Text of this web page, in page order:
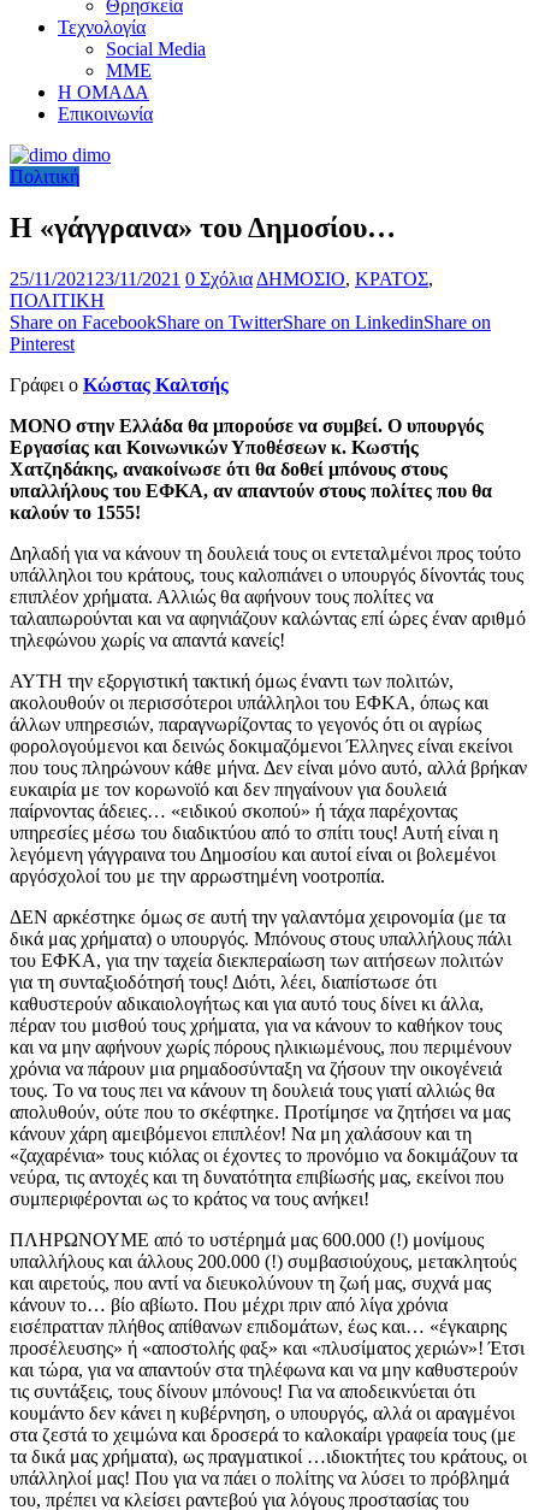
Θρησκεία
Τεχνολογία
Social Media
ΜΜΕ
Η ΟΜΑΔΑ
Επικοινωνία
Πολιτική
Η «γάγγραινα» του Δημοσίου…
25/11/2021 23/11/2021 0 Σχόλια ΔΗΜΟΣΙΟ, ΚΡΑΤΟΣ,
ΠΟΛΙΤΙΚΗ
Share on FacebookShare on TwitterShare on LinkedinShare on
Pinterest
Γράφει ο Κώστας Καλτσής
ΜΟΝΟ στην Ελλάδα θα μπορούσε να συμβεί. Ο υπουργός
Εργασίας και Κοινωνικών Υποθέσεων κ. Κωστής
Χατζηδάκης, ανακοίνωσε ότι θα δοθεί μπόνους στους
υπαλλήλους του ΕΦΚΑ, αν απαντούν στους πολίτες που θα
καλούν το 1555!
Δηλαδή για να κάνουν τη δουλειά τους οι εντεταλμένοι προς τούτο
υπάλληλοι του κράτους, τους καλοπιάνει ο υπουργός δίνοντάς τους
επιπλέον χρήματα. Αλλιώς θα αφήνουν τους πολίτες να
ταλαιπωρούνται και να αφηνιάζουν καλώντας επί ώρες έναν αριθμό
τηλεφώνου χωρίς να απαντά κανείς!
ΑΥΤΗ την εξοργιστική τακτική όμως έναντι των πολιτών,
ακολουθούν οι περισσότεροι υπάλληλοι του ΕΦΚΑ, όπως και
άλλων υπηρεσιών, παραγνωρίζοντας το γεγονός ότι οι αγρίως
φορολογούμενοι και δεινώς δοκιμαζόμενοι Έλληνες είναι εκείνοι
που τους πληρώνουν κάθε μήνα. Δεν είναι μόνο αυτό, αλλά βρήκαν
ευκαιρία με τον κορωνοϊό και δεν πηγαίνουν για δουλειά
παίρνοντας άδειες… «ειδικού σκοπού» ή τάχα παρέχοντας
υπηρεσίες μέσω του διαδικτύου από το σπίτι τους! Αυτή είναι η
λεγόμενη γάγγραινα του Δημοσίου και αυτοί είναι οι βολεμένοι
αργόσχολοί του με την αρρωστημένη νοοτροπία.
ΔΕΝ αρκέστηκε όμως σε αυτή την γαλαντόμα χειρονομία (με τα
δικά μας χρήματα) ο υπουργός. Μπόνους στους υπαλλήλους πάλι
του ΕΦΚΑ, για την ταχεία διεκπεραίωση των αιτήσεων πολιτών
για τη συνταξιοδότησή τους! Διότι, λέει, διαπίστωσε ότι
καθυστερούν αδικαιολογήτως και για αυτό τους δίνει κι άλλα,
πέραν του μισθού τους χρήματα, για να κάνουν το καθήκον τους
και να μην αφήνουν χωρίς πόρους ηλικιωμένους, που περιμένουν
χρόνια να πάρουν μια ρημαδοσύνταξη να ζήσουν την οικογένειά
τους. Το να τους πει να κάνουν τη δουλειά τους γιατί αλλιώς θα
απολυθούν, ούτε που το σκέφτηκε. Προτίμησε να ζητήσει να μας
κάνουν χάρη αμειβόμενοι επιπλέον! Να μη χαλάσουν και τη
«ζαχαρένια» τους κιόλας οι έχοντες το προνόμιο να δοκιμάζουν τα
νεύρα, τις αντοχές και τη δυνατότητα επιβίωσής μας, εκείνοι που
συμπεριφέρονται ως το κράτος να τους ανήκει!
ΠΛΗΡΩΝΟΥΜΕ από το υστέρημά μας 600.000 (!) μονίμους
υπαλλήλους και άλλους 200.000 (!) συμβασιούχους, μετακλητούς
και αιρετούς, που αντί να διευκολύνουν τη ζωή μας, συχνά μας
κάνουν το… βίο αβίωτο. Που μέχρι πριν από λίγα χρόνια
εισέπρατταν πλήθος απίθανων επιδομάτων, έως και… «έγκαιρης
προσέλευσης» ή «αποστολής φαξ» και «πλυσίματος χεριών»! Έτσι
και τώρα, για να απαντούν στα τηλέφωνα και να μην καθυστερούν
τις συντάξεις, τους δίνουν μπόνους! Για να αποδεικνύεται ότι
κουμάντο δεν κάνει η κυβέρνηση, ο υπουργός, αλλά οι αραγμένοι
στα ζεστά το χειμώνα και δροσερά το καλοκαίρι γραφεία τους (με
τα δικά μας χρήματα), ως πραγματικοί …ιδιοκτήτες του κράτους, οι
υπάλληλοί μας! Που για να πάει ο πολίτης να λύσει το πρόβλημά
του, πρέπει να κλείσει ραντεβού για λόγους προστασίας του